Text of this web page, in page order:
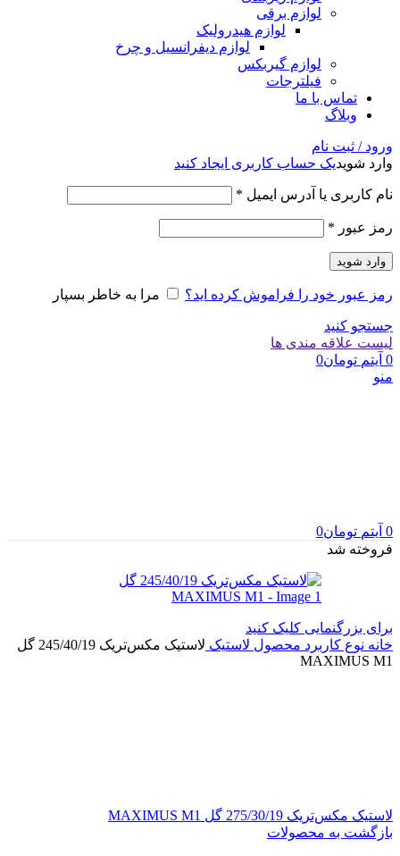
لوازم برقی
لوازم هیدرولیک
لوازم دیفرانسیل و چرخ
لوازم گیربکس
فیلترجات
تماس با ما
وبلاگ
ورود / ثبت نام
وارد شویدیک حساب کاربری ایجاد کنید
نام کاربری یا آدرس ایمیل *
رمز عبور *
وارد شوید
رمز عبور خود را فراموش کرده اید؟ مرا به خاطر بسپار
جستجو کنید
لیست علاقه مندی ها
0 آیتم تومان0
منو
0 آیتم تومان0
فروخته شد
برای بزرگنمایی کلیک کنید
خانه نوع کاربرد محصول لاستیک
لاستیک مکس‌تریک 245/40/19 گل
MAXIMUS M1
لاستیک مکس‌تریک 275/30/19 گل MAXIMUS M1
بازگشت به محصولات